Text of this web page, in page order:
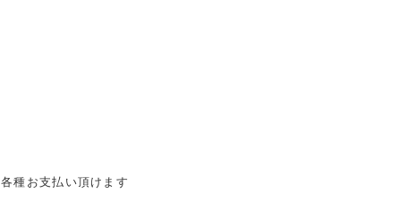
各種お支払い頂けます